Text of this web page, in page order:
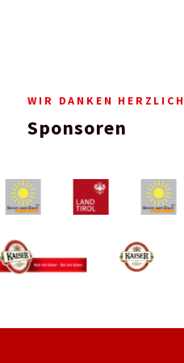
WIR DANKEN HERZLICH
Sponsoren